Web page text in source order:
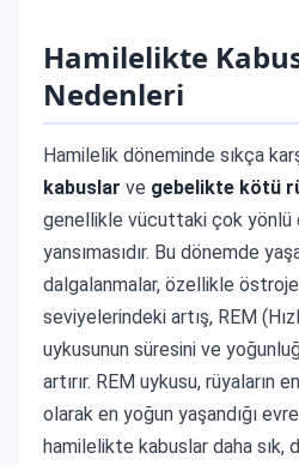
Hamilelikte
Nedenleri
Hamilelik döneminde sıkça
kabuslar ve gebelikte kötü
genellikle vücuttaki çok yönlü
yansımasıdır. Bu dönemde
dalgalanmalar, özellikle
seviyelerindeki artış, REM
uykusunun süresini ve
artırır. REM uykusu, rüyaların
olarak en yoğun yaşandığı
hamilelikte kabuslar daha sık,